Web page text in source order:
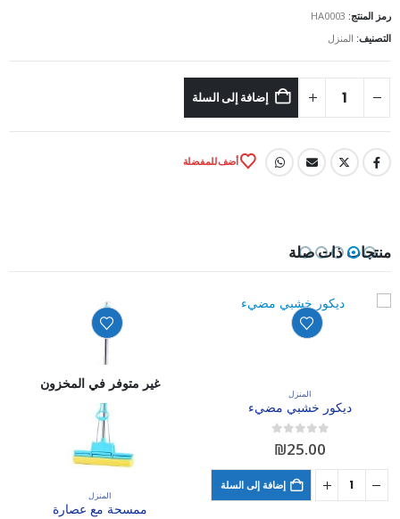
رمز المنتج: HA0003
التصنيف: المنزل
إضافة إلى السلة
أضف للمفضلة
منتجات ذات صلة
المنزل
ديكور خشبي مضيء
0
out of 5
₪25.00
إضافة إلى السلة
غير متوفر في المخزون
المنزل
ممسحة مع عصارة